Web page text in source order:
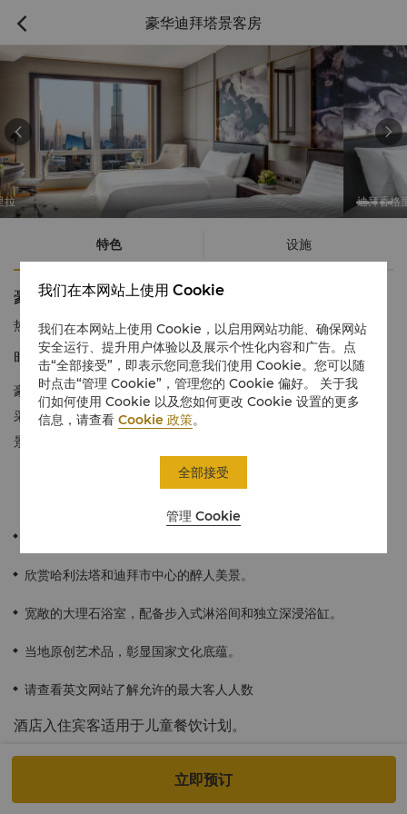
 豪华迪拜塔景客房
迪拜香格里拉
 
特色 设施
豪华迪拜塔景客房
热线电话 1 866 565 5050
时尚典雅，饱览标志性城市景观
豪华迪拜塔景客房时尚、舒适，宾客可饱览标志性地标景观。客房
采用柔和的灰、白、淡紫色和精致的金色色调，是您欣赏迪拜迷人
景致的理想之选。
欣赏哈利法塔和迪拜市中心的醉人美景。
宽敞的大理石浴室，配备步入式淋浴间和独立深浸浴缸。
当地原创艺术品，彰显国家文化底蕴。
请查看英文网站了解允许的最大客人人数
酒店入住宾客适用于儿童餐饮计划。
香格里拉会会员特权：至多两位儿童（7岁以下）可在一位付费香格
里拉会会员的陪同下，于全天餐厅免费享用自助餐。两位之外7岁以
下的儿童，及7岁至11岁的儿童，可享受五折优惠。
立即预订
我们在本网站上使用 Cookie
我们在本网站上使用 Cookie，以启用网站功能、确保网站
安全运行、提升用户体验以及展示个性化内容和广告。点
击“全部接受”，即表示您同意我们使用 Cookie。您可以随
时点击“管理 Cookie”，管理您的 Cookie 偏好。 关于我
们如何使用 Cookie 以及您如何更改 Cookie 设置的更多
信息，请查看Cookie 政策。
管理 Cookie
全部接受